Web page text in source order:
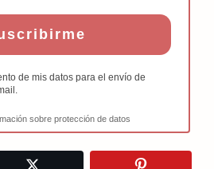
de mis datos para el envío de
sobre protección de datos